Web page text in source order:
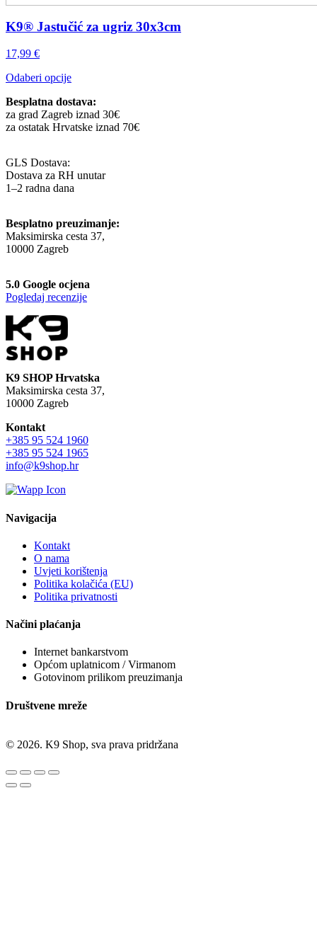
K9® Jastučić za ugriz 30x3cm
17,99 €
Odaberi opcijeOvaj
ima
više
varijanti.
odabrati
na
proizvoda
Besplatna dostava:
za grad Zagreb iznad 30€
za ostatak Hrvatske iznad 70€
GLS Dostava:
Dostava za RH unutar
1–2 radna dana
Besplatno preuzimanje:
Maksimirska cesta 37,
10000 Zagreb
5.0 Google ocjena
Pogledaj recenzije
K9 SHOP Hrvatska
Maksimirska cesta 37,
10000 Zagreb
Kontakt
+385 95 524 1960
+385 95 524 1965
info@k9shop.hr
Navigacija
Kontakt
O nama
Uvjeti korištenja
Politika kolačića (EU)
Politika privatnosti
Načini plaćanja
Internet bankarstvom
Općom uplatnicom / Virmanom
Gotovinom prilikom preuzimanja
Društvene mreže
© 2026. K9 Shop, sva prava pridržana